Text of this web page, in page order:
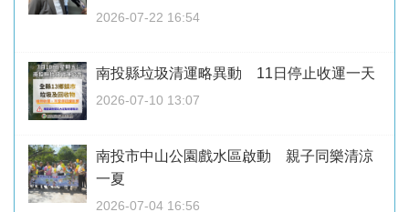
2026-07-22 16:54
南投縣垃圾清運略異動 11日停止收運一天
2026-07-10 13:07
南投市中山公園戲水區啟動 親子同樂清涼
一夏
2026-07-04 16:56